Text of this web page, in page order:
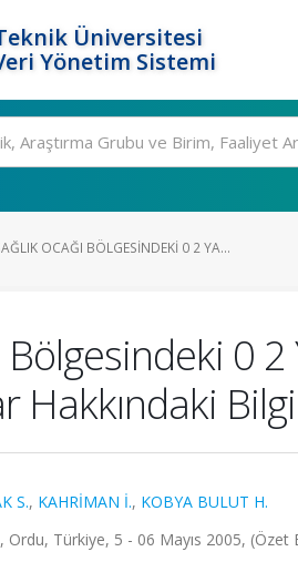
Üniversitesi
Yönetim Sistemi
OCAĞI BÖLGESINDEKI 0 2 YA...
Bölgesindeki 0
Hakkındaki
S., KAHRİMAN İ., KOBYA BULUT H.
Türkiye, 5 - 06 Mayıs 2005, (Özet